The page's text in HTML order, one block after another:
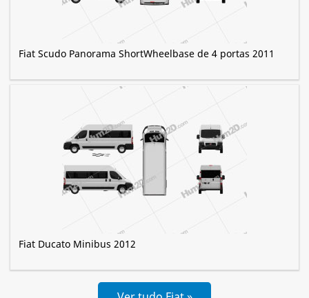
Fiat Scudo Panorama ShortWheelbase de 4 portas 2011
Fiat Ducato Minibus 2012